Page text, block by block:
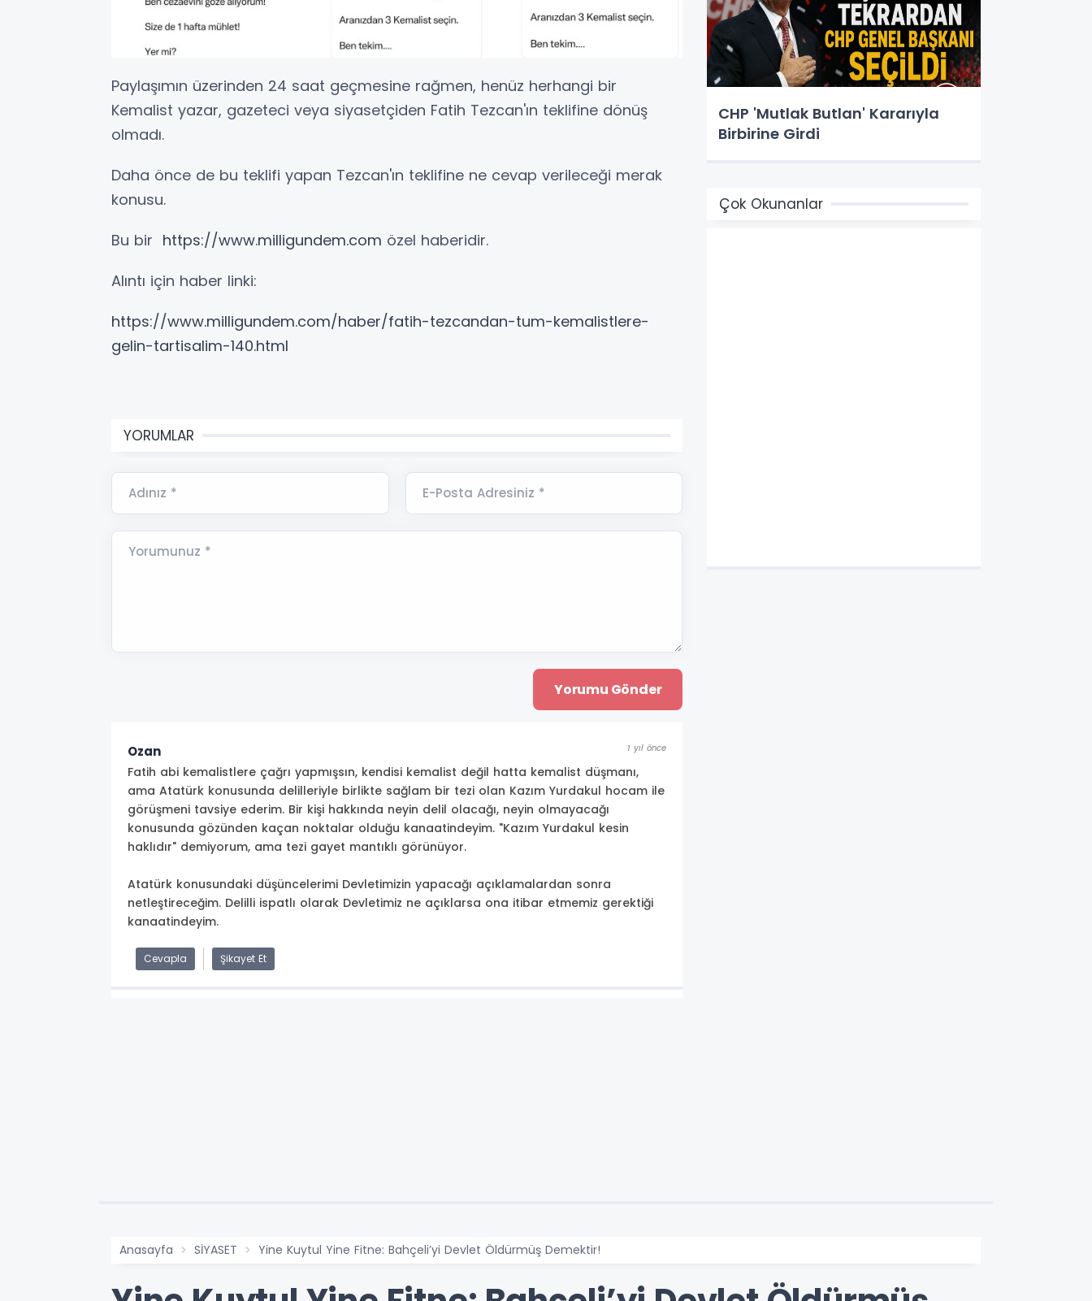
Paylaşımın üzerinden 24 saat geçmesine rağmen, henüz herhangi bir
Kemalist yazar, gazeteci veya siyasetçiden Fatih Tezcan'ın teklifine dönüş
olmadı.
Daha önce de bu teklifi yapan Tezcan'ın teklifine ne cevap verileceği merak
konusu.
Bu bir https://www.milligundem.com özel haberidir.
Alıntı için haber linki:
https://www.milligundem.com/haber/fatih-tezcandan-tum-kemalistlere-
gelin-tartisalim-140.html
YORUMLAR
Adınız * E-Posta Adresiniz *
Yorumunuz *
Ozan 1 yıl önce
Fatih abi kemalistlere çağrı yapmışsın, kendisi kemalist değil hatta kemalist düşmanı,
ama Atatürk konusunda delilleriyle birlikte sağlam bir tezi olan Kazım Yurdakul hocam ile
görüşmeni tavsiye ederim. Bir kişi hakkında neyin delil olacağı, neyin olmayacağı
konusunda gözünden kaçan noktalar olduğu kanaatindeyim. "Kazım Yurdakul kesin
haklıdır" demiyorum, ama tezi gayet mantıklı görünüyor.
Atatürk konusundaki düşüncelerimi Devletimizin yapacağı açıklamalardan sonra
netleştireceğim. Delilli ispatlı olarak Devletimiz ne açıklarsa ona itibar etmemiz gerektiği
kanaatindeyim.
Cevapla Şikayet Et
CHP 'Mutlak Butlan' Kararıyla
Birbirine Girdi
Çok Okunanlar
Anasayfa SİYASET Yine Kuytul Yine Fitne: Bahçeli’yi Devlet Öldürmüş Demektir!